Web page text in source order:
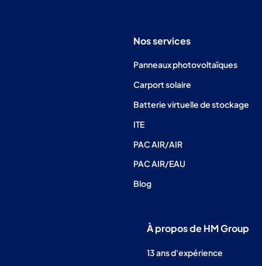
Nos services
Panneaux photovoltaïques
Carport solaire
Batterie virtuelle de stockage
ITE
PAC AIR/AIR
PAC AIR/EAU
Blog
À propos de HM Group
13 ans d'expérience